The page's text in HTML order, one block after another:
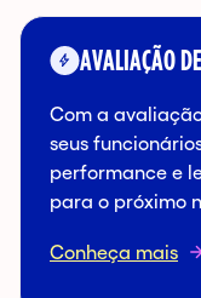
AVALIAÇÃO
Com a
seus
performance e
para o próximo
Conheça mais